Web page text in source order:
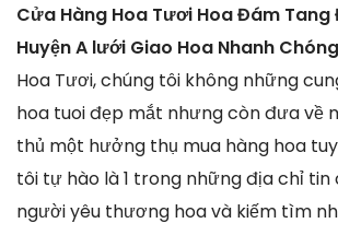
Cửa Hàng Hoa Tươi Hoa Đám Tang
Huyện A lưới Giao Hoa Nhanh Chóng
Hoa Tươi, chúng tôi không những
hoa tuoi đẹp mắt nhưng còn đưa về
thủ một hưởng thụ mua hàng hoa
tôi tự hào là 1 trong những địa chỉ
người yêu thương hoa và kiếm tìm